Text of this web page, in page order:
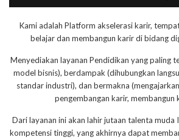
Kami adalah Platform akselerasi karir,
belajar dan membangun karir di bidang
Menyediakan layanan Pendidikan yang paling
model bisnis), berdampak (dihubungkan
standar industri), dan bermakna
pengembangan karir, membangun
Dari layanan ini akan lahir jutaan talenta muda
kompetensi tinggi, yang akhirnya dapat